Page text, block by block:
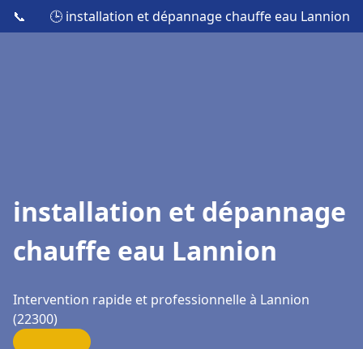
📞 🕒 installation et dépannage chauffe eau Lannion
installation et dépannage
chauffe eau Lannion
Intervention rapide et professionnelle à Lannion
(22300)